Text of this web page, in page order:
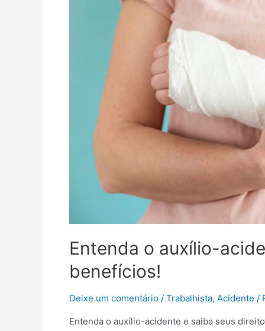
Entenda o auxílio-
benefícios!
Deixe um comentário / Trabalhista, Acidente /
Entenda o auxílio-acidente e saiba seus